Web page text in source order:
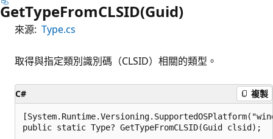
GetTypeFromCLSID(Guid)
來源: Type.cs
取得與指定類別識別碼（CLSID）相關的類型。
C# 複製
public static Type? GetTypeFromCLSID(Guid clsid);